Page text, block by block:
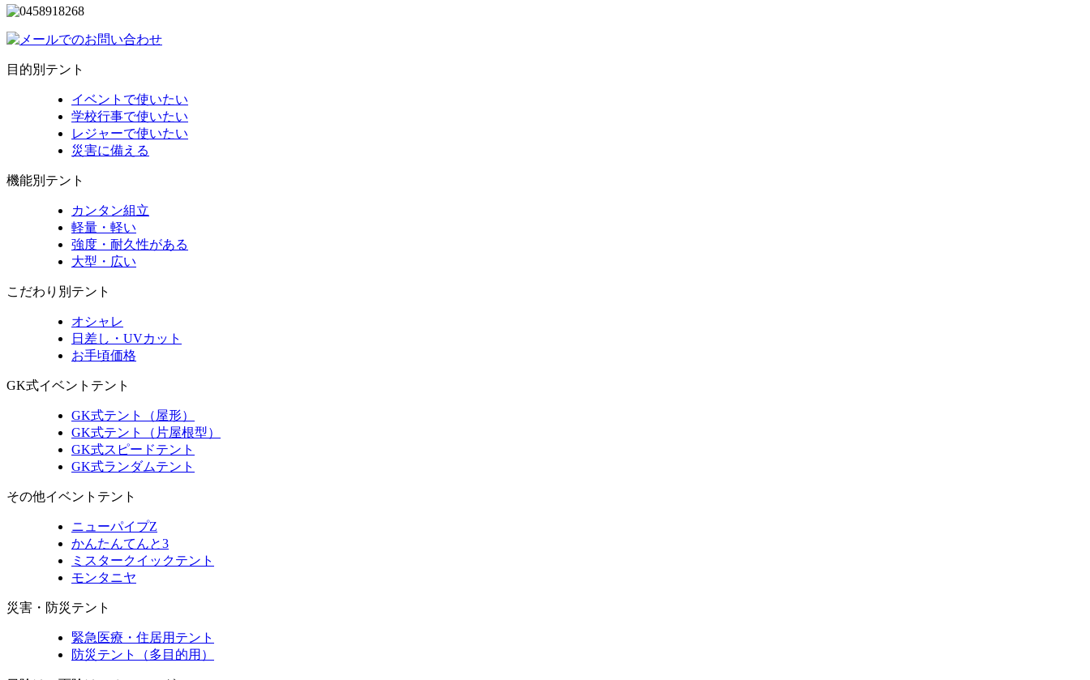
目的別テント
イベントで使いたい
学校行事で使いたい
レジャーで使いたい
災害に備える
機能別テント
カンタン組立
軽量・軽い
強度・耐久性がある
大型・広い
こだわり別テント
オシャレ
日差し・UVカット
お手頃価格
GK式イベントテント
GK式テント（屋形）
GK式テント（片屋根型）
GK式スピードテント
GK式ランダムテント
その他イベントテント
ニューパイプZ
かんたんてんと3
ミスタークイックテント
モンタニヤ
災害・防災テント
緊急医療・住居用テント
防災テント（多目的用）